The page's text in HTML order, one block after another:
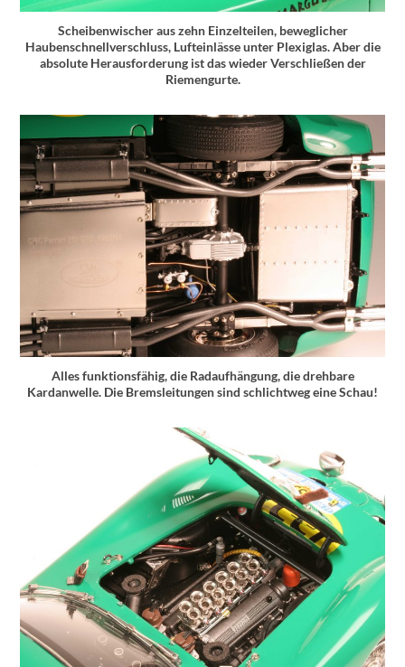
Scheibenwischer aus zehn Einzelteilen, beweglicher
Haubenschnellverschluss, Lufteinlässe unter Plexiglas. Aber die
absolute Herausforderung ist das wieder Verschließen der
Riemengurte.
Alles funktionsfähig, die Radaufhängung, die drehbare
Kardanwelle. Die Bremsleitungen sind schlichtweg eine Schau!